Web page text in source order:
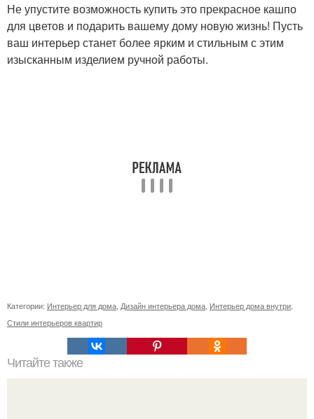
Не упустите возможность купить это прекрасное кашпо
для цветов и подарить вашему дому новую жизнь! Пусть
ваш интерьер станет более ярким и стильным с этим
изысканным изделием ручной работы.
Категории: Интерьер для дома Дизайн интерьера дома Интерьер дома внутри
Стили интерьеров квартир
Читайте также